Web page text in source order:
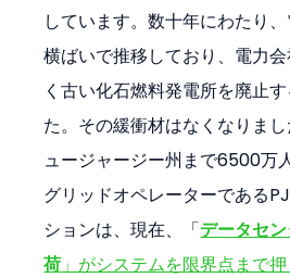
しています。数十年にわたり
横ばいで推移しており、電力
く古い化石燃料発電所を廃止
た。その緩衝材はなくなりま
ュージャージー州まで6500万
グリッドオペレーターである
ションは、現在、「データセ
荷」がシステムを限界点まで